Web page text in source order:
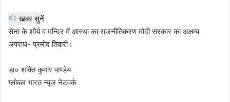
खबर सुनें
सेना के शौर्य व मन्दिर में आस्था का राजनीतिकरण मोदी सरकार का अक्षम्य
अपराध- प्रमोद तिवारी।
डा० शक्ति कुमार पाण्डेय
ग्लोबल भारत न्यूज नेटवर्क